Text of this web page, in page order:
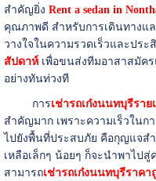
สำคัญยิ่ง Rent a sedan in
คุณภาพดี สำหรับการเดินทางแ
วางใจในความรวดเร็วและประ
สัปดาห์ เพื่อขนส่งทีมอาสาสมัค
อย่างทันท่วงที
การเช่ารถเก๋งนนทบุรีราย
สำคัญมาก เพราะความเร็วใน
ไปยังพื้นที่ประสบภัย คือกุญแจส
เหลือเล็กๆ น้อยๆ ก็จะนำพาไป
สามารถเช่ารถเก๋งนนทบุรีราคา